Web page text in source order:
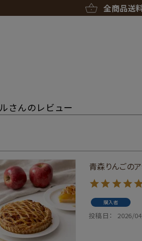
全商品送
さんのレビュー
青森りんごの
購入者
投稿日 2026/